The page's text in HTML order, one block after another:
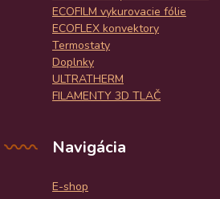
ECOFILM vykurovacie fólie
ECOFLEX konvektory
Termostaty
Doplnky
ULTRATHERM
FILAMENTY 3D TLAČ
Navigácia
E-shop